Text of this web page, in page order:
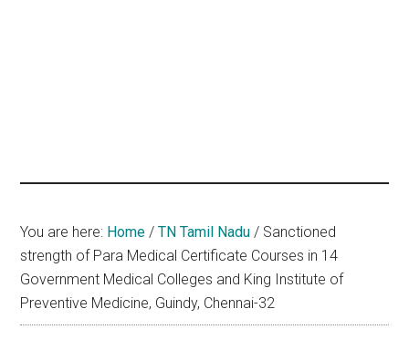
You are here: Home / TN Tamil Nadu / Sanctioned
strength of Para Medical Certificate Courses in 14
Government Medical Colleges and King Institute of
Preventive Medicine, Guindy, Chennai-32